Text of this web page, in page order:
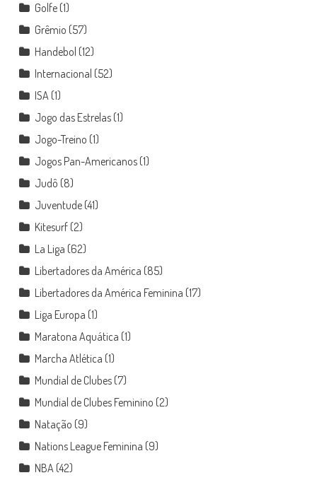
Golfe(1)
Grêmio (57)
Handebol (12)
Internacional (52)
ISA(1)
Jogo das Estrelas(1)
Jogo-Treino (1)
Jogos Pan-Americanos(1)
Judô (8)
Juventude(41)
Kitesurf(2)
La Liga (62)
Libertadores da América (85)
Libertadores da América Feminina (17)
Liga Europa (1)
Maratona Aquática (1)
Marcha Atlética (1)
Mundial de Clubes(7)
Mundial de Clubes Feminino (2)
Natação (9)
Nations League Feminina (9)
NBA(42)